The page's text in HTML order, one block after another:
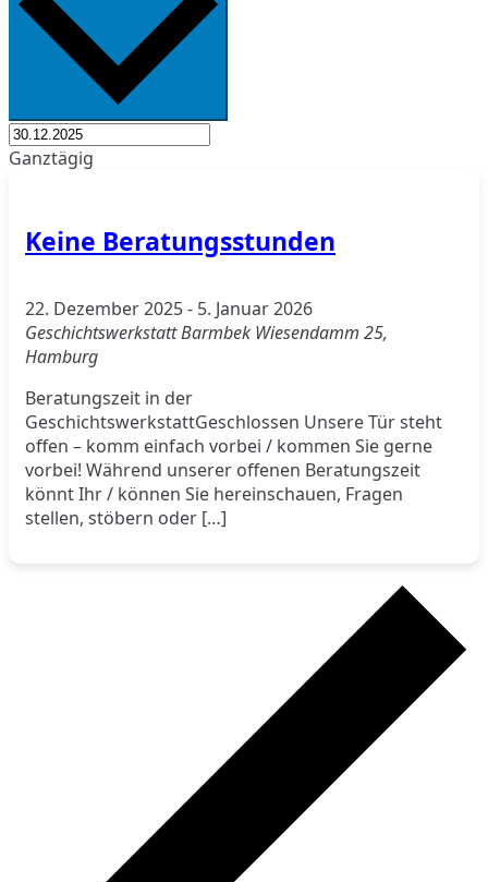
Ganztägig
Keine Beratungsstunden
22. Dezember 2025- 5. Januar 2026
Geschichtswerkstatt Barmbek Wiesendamm 25,
Hamburg
Beratungszeit in der
GeschichtswerkstattGeschlossen Unsere Tür steht
offen – komm einfach vorbei / kommen Sie gerne
vorbei! Während unserer offenen Beratungszeit
könnt Ihr / können Sie hereinschauen, Fragen
stellen, stöbern oder […]